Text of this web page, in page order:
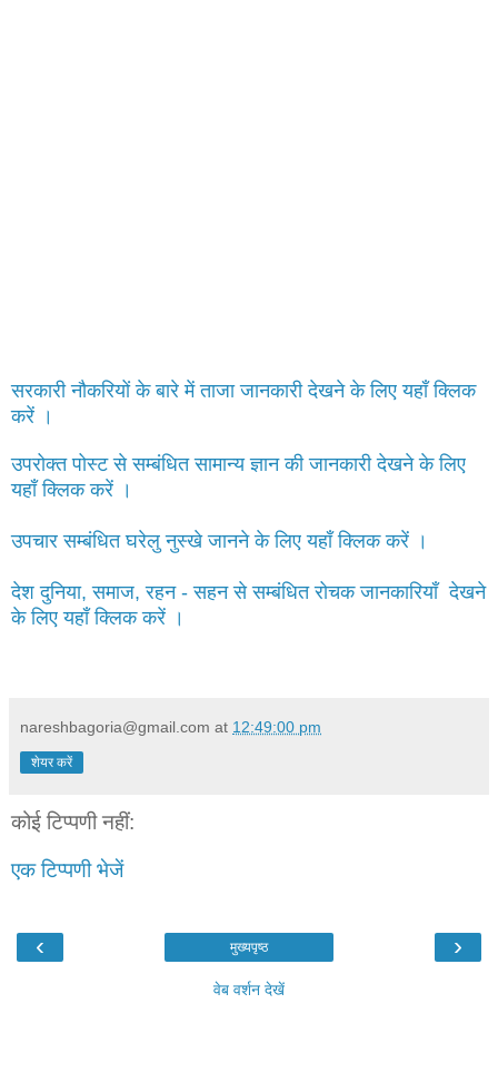
सरकारी नौकरियों के बारे में ताजा जानकारी देखने के लिए यहाँ क्लिक
करें ।
उपरोक्त पोस्ट से सम्बंधित सामान्य ज्ञान की जानकारी देखने के लिए
यहाँ क्लिक करें ।
उपचार सम्बंधित घरेलु नुस्खे जानने के लिए यहाँ क्लिक करें ।
देश दुनिया, समाज, रहन - सहन से सम्बंधित रोचक जानकारियाँ देखने
के लिए यहाँ क्लिक करें ।
nareshbagoria@gmail.com at 12:49:00 pm
शेयर करें
कोई टिप्पणी नहीं:
एक टिप्पणी भेजें
‹ ›
मुख्यपृष्ठ
वेब वर्शन देखें